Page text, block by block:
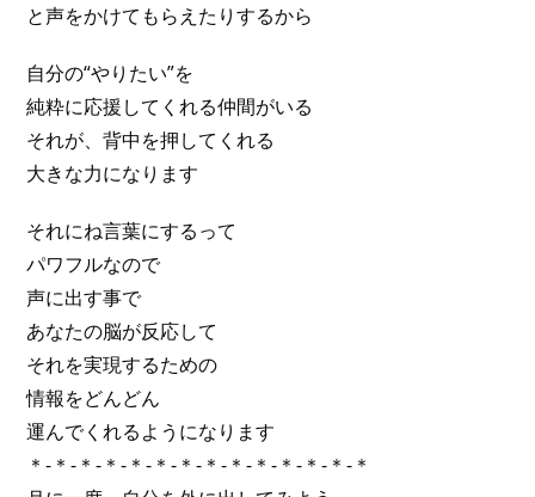
と声をかけてもらえたりするから
自分の“やりたい”を
純粋に応援してくれる仲間がいる
それが、背中を押してくれる
大きな力になります
それにね言葉にするって
パワフルなので
声に出す事で
あなたの脳が反応して
それを実現するための
情報をどんどん
運んでくれるようになります
＊-＊-＊-＊-＊-＊-＊-＊-＊-＊-＊-＊-＊-＊